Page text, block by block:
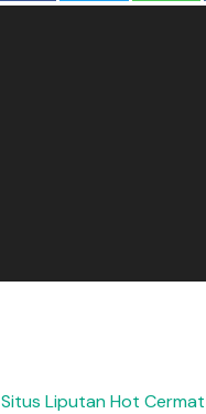
Situs Liputan Hot